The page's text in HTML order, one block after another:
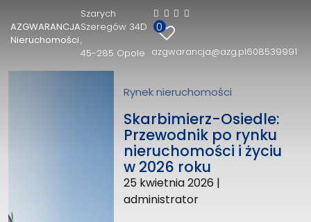
AZGWARANCJA
Nieruchomości
Szarych
Szeregów 34D
45-285 Opole
0
azgwarancja@azg.pl608539991
AZGWARANCJA Nieruchomości
Szarych Szeregów 34D
45-285 Opole
Rynek nieruchomości
Skarbimierz-Osiedle:
Przewodnik po rynku
nieruchomości i życiu
w 2026 roku
25 kwietnia 2026 |
administrator